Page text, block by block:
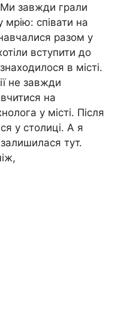
завжди грали
співати на
разом у
вступити до
в місті.
не завжди
на
у місті. Після
у столиці. А я
тут.